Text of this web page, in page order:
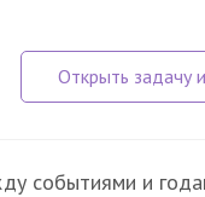
событиями и